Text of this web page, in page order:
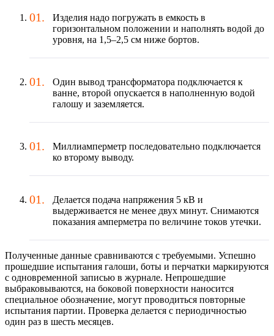
Изделия надо погружать в емкость в
горизонтальном положении и наполнять водой до
уровня, на 1,5–2,5 см ниже бортов.
Один вывод трансформатора подключается к
ванне, второй опускается в наполненную водой
галошу и заземляется.
Миллиамперметр последовательно подключается
ко второму выводу.
Делается подача напряжения 5 кВ и
выдерживается не менее двух минут. Снимаются
показания амперметра по величине токов утечки.
Полученные данные сравниваются с требуемыми. Успешно
прошедшие испытания галоши, боты и перчатки маркируются
с одновременной записью в журнале. Непрошедшие
выбраковываются, на боковой поверхности наносится
специальное обозначение, могут проводиться повторные
испытания партии. Проверка делается с периодичностью
один раз в шесть месяцев.